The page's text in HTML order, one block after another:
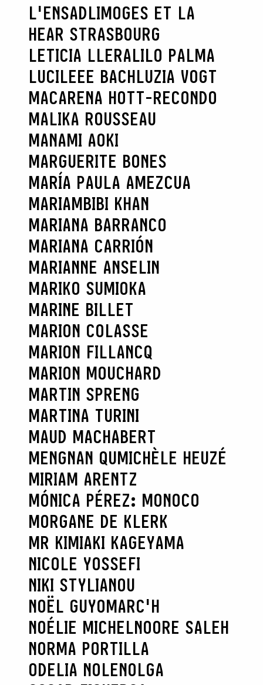
L'ENSADLIMOGES ET LA
HEAR STRASBOURG
LETICIA LLERALILO PALMA
LUCILEEE BACHLUZIA VOGT
MACARENA HOTT-RECONDO
MALIKA ROUSSEAU
MANAMI AOKI
MARGUERITE BONES
MARÍA PAULA AMEZCUA
MARIAMBIBI KHAN
MARIANA BARRANCO
MARIANA CARRIÓN
MARIANNE ANSELIN
MARIKO SUMIOKA
MARINE BILLET
MARION COLASSE
MARION FILLANCQ
MARION MOUCHARD
MARTIN SPRENG
MARTINA TURINI
MAUD MACHABERT
MENGNAN QUMICHÈLE HEUZÉ
MIRIAM ARENTZ
MÓNICA PÉREZ: MONOCO
MORGANE DE KLERK
MR KIMIAKI KAGEYAMA
NICOLE YOSSEFI
NIKI STYLIANOU
NOËL GUYOMARC'H
NOÉLIE MICHELNOORE SALEH
NORMA PORTILLA
ODELIA NOLENOLGA